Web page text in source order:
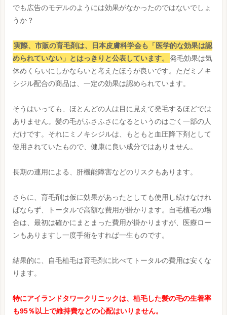
でも広告のモデルのようには効果がなかったのではないでしょ
うか？
実際、市販の育毛剤は、日本皮膚科学会も「医学的な効果は認
められていない」とはっきりと公表しています。
発毛効果は気
休めくらいにしかならいと考えたほうが良いです。ただミノキ
シジル配合の商品は、一定の効果は認められています。
そうはいっても、ほとんどの人は目に見えて発毛するほどでは
ありません。髪の毛がふさふさになるというのはごく一部の人
だけです。それにミノキシジルは、もともと血圧降下剤として
使用されていたもので、健康に良い成分ではありません。
長期の連用による、肝機能障害などのリスクもあります。
さらに、育毛剤は仮に効果があったとしても使用し続けなけれ
ばならず、トータルで高額な費用が掛かります。自毛植毛の場
合は、最初は確かにまとまった費用が掛かりますが、医療ロー
ンもありますし一度手術をすれば一生ものです。
結果的に、自毛植毛は育毛剤に比べてトータルの費用は安くな
ります。
特にアイランドタワークリニックは、植毛した髪の毛の生着率
も95％以上で維持費などの心配はいりません。